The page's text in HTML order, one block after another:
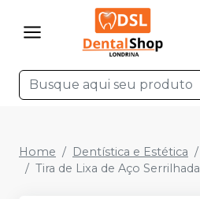
Home Dentística e Estética
Tira de Lixa de Aço